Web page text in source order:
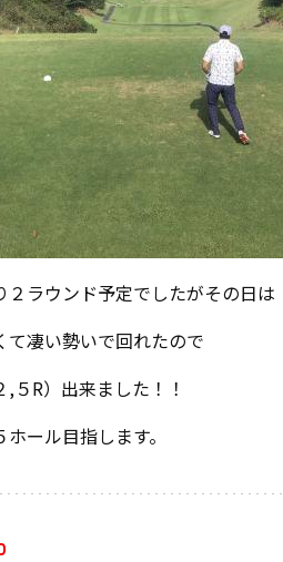
ラウンド予定でしたがその日は
て凄い勢いで回れたので
５R）出来ました！！
ール目指します。